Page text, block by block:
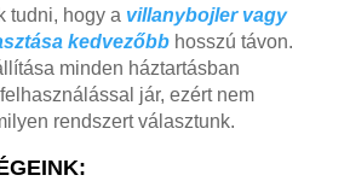
tudni, hogy a villanybojler vagy
kedvezőbbhosszú távon.
minden háztartásban
jár, ezért nem
rendszert választunk.